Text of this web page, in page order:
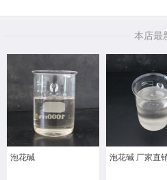
本店最
泡花碱 泡花碱 厂家直